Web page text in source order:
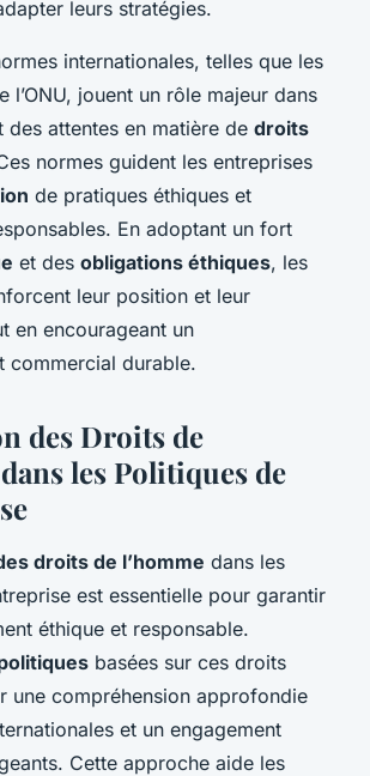
leurs stratégies.
internationales, telles que les
l’ONU, jouent un rôle majeur dans
des attentes en matière de droits
normes guident les entreprises
de pratiques éthiques et
En adoptant un fort
et des obligations éthiques, les
leur position et leur
en encourageant un
commercial durable.
des Droits de
les Politiques de
droits de l’homme dans les
est essentielle pour garantir
éthique et responsable.
basées sur ces droits
une compréhension approfondie
et un engagement
Cette approche aide les